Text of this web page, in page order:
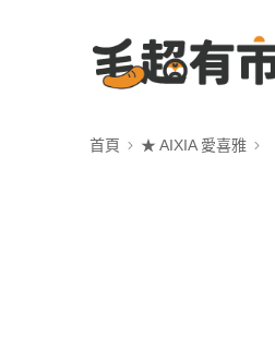
首頁 ★ AIXIA 愛喜雅